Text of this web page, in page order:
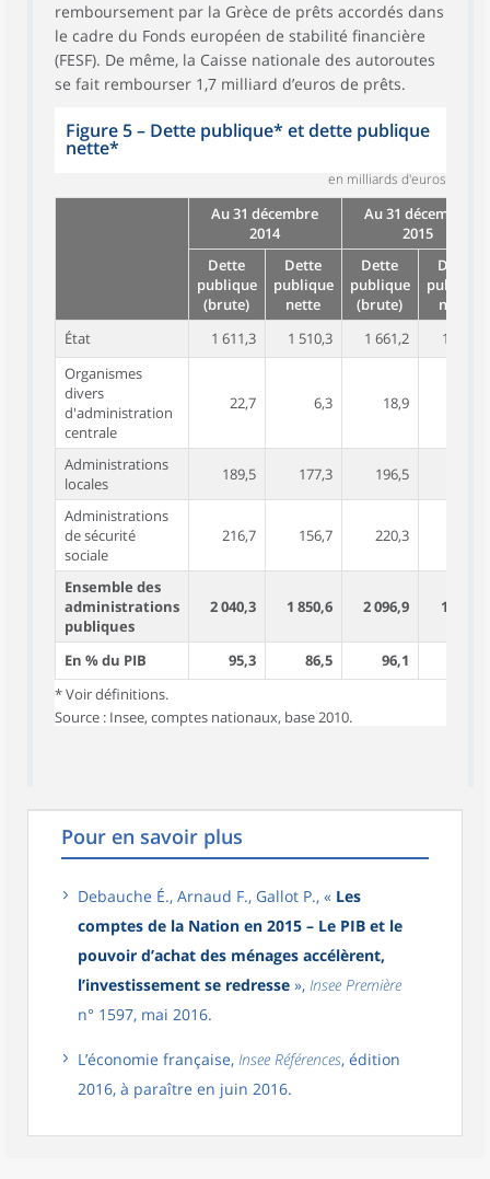
remboursement par la Grèce de prêts accordés dans
le cadre du Fonds européen de stabilité financière
(FESF). De même, la Caisse nationale des autoroutes
se fait rembourser 1,7 milliard d’euros de prêts.
Figure 5– Dette publique* et dette publique
nette*
en milliards d'euros
Au 31 décembre
2014
Au 31 décembre
2015
Dette
publique
(brute)
Dette
publique
nette
Dette
publique
(brute)
Dette
publique
nette
État
1 611,3 1 510,3 1 661,2
1 556,7
Organismes
divers
d'administration
centrale
22,7 6,3 18,9
Administrations
locales
189,5 177,3 196,5
Administrations
de sécurité
sociale
216,7 156,7 220,3
Ensemble des
administrations
publiques
2 040,3 1 850,6 2 096,9 1 904,1
En % du PIB 95,3 86,5 96,1
* Voir définitions.
Source : Insee, comptes nationaux, base 2010.
Pour en savoir plus
Debauche É., Arnaud F., Gallot P., « Les
comptes de la Nation en 2015 – Le PIB et le
pouvoir d’achat des ménages accélèrent,
l’investissement se redresse », Insee Première
n° 1597, mai 2016.
L’économie française, Insee Références, édition
2016, à paraître en juin 2016.